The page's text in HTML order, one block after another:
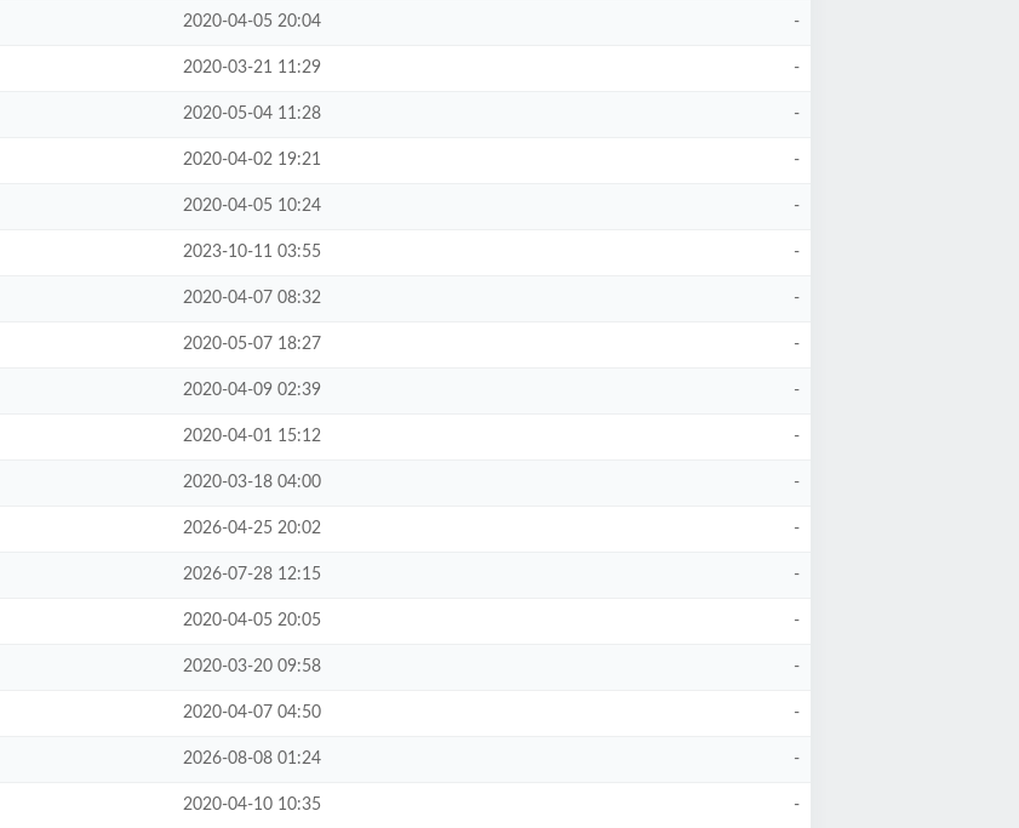
2020-04-05 20:04 -
2020-03-21 11:29 -
2020-05-04 11:28 -
2020-04-02 19:21 -
2020-04-05 10:24 -
2023-10-11 03:55 -
2020-04-07 08:32 -
2020-05-07 18:27 -
2020-04-09 02:39 -
2020-04-01 15:12 -
2020-03-18 04:00 -
2026-04-25 20:02 -
2026-07-28 12:15 -
2020-04-05 20:05 -
2020-03-20 09:58 -
2020-04-07 04:50 -
2026-08-08 01:24 -
2020-04-10 10:35 -